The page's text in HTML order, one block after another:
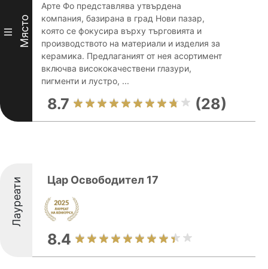
III Място
Арте Фо представлява утвърдена
компания, базирана в град Нови пазар,
която се фокусира върху търговията и
производството на материали и изделия за
керамика. Предлаганият от нея асортимент
включва висококачествени глазури,
пигменти и лустро, ...
8.7 (28)
Лауреати Цар Освободител 17
8.4